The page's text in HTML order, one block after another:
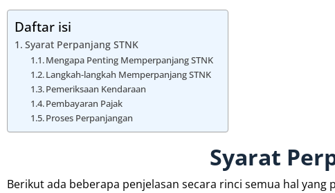
Daftar isi
Syarat Perpanjang STNK
Mengapa Penting Memperpanjang STNK
Langkah-langkah Memperpanjang STNK
Pemeriksaan Kendaraan
Pembayaran Pajak
Proses Perpanjangan
Syarat
Berikut ada beberapa penjelasan secara rinci semua hal